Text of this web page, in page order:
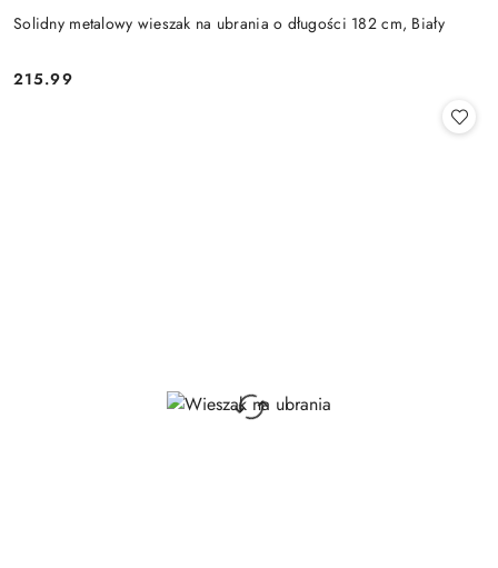
Solidny metalowy wieszak na ubrania o długości 182 cm, Biały
Cena:
215.99